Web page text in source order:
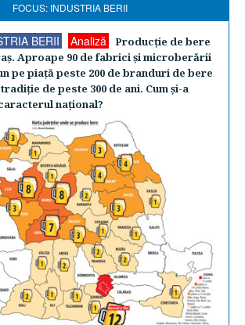
FOCUS: INDUSTRIA BERII
BERII Analiză
Producţie de bere
Aproape 90 de fabrici şi microberării
pe piaţă peste 200 de branduri de bere
de peste 300 de ani. Cum şi-a
naţional?